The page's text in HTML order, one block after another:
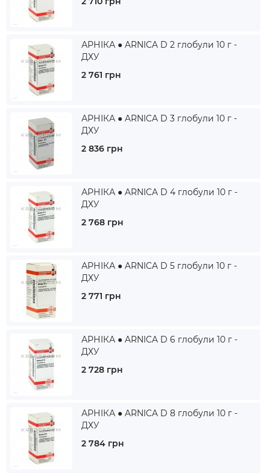
АРНІКА ● ARNICA D 2 глобули 10 г -
ДХУ
2 761 грн
АРНІКА ● ARNICA D 3 глобули 10 г -
ДХУ
2 836 грн
АРНІКА ● ARNICA D 4 глобули 10 г -
ДХУ
2 768 грн
АРНІКА ● ARNICA D 5 глобули 10 г -
ДХУ
2 771 грн
АРНІКА ● ARNICA D 6 глобули 10 г -
ДХУ
2 728 грн
АРНІКА ● ARNICA D 8 глобули 10 г -
ДХУ
2 784 грн